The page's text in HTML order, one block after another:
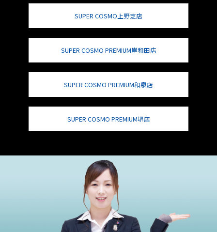
SUPER COSMO上野芝店
SUPER COSMO PREMIUM岸和田店
SUPER COSMO PREMIUM和泉店
SUPER COSMO PREMIUM堺店